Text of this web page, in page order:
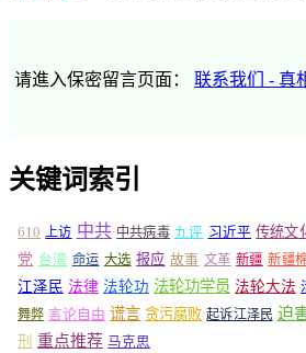
请進入保密留言页面： 联系我们 - 真
关键词索引
610 上访 中共 中共病毒 九评 习近平 传统文
党 台湾 命运 大选 报应 故事 文革 新疆 新疆
江泽民 法律 法轮功 法轮功学员 法轮大法
舞弊 言论自由 谎言 贪污腐败 起诉江泽民 迫
刑 重点推荐 马克思